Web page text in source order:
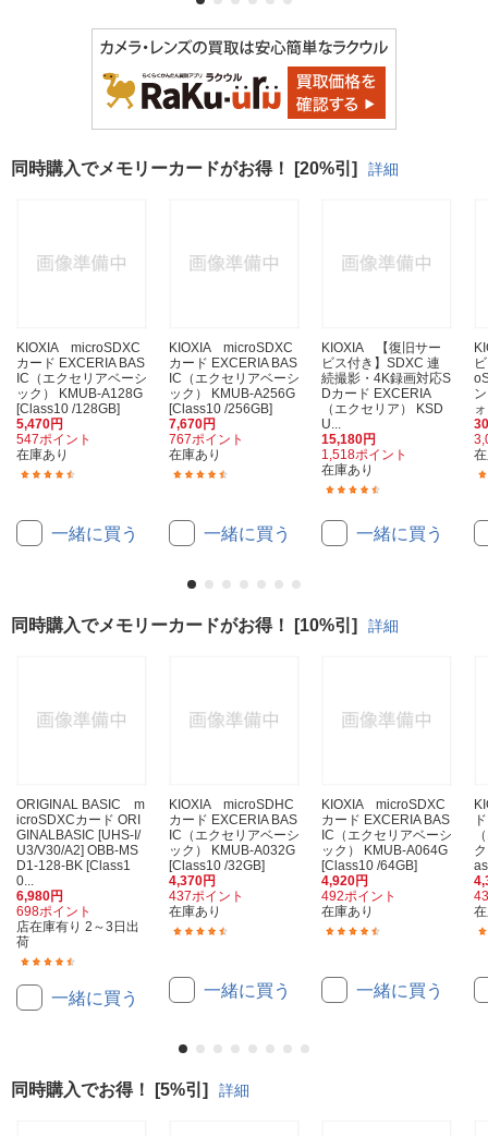
同時購入でメモリーカードがお得！ [20%引] 詳細
KIOXIA microSDXC
カード EXCERIA BAS
IC（エクセリアベーシ
ック） KMUB-A128G
[Class10 /128GB]
5,470円
547ポイント
在庫あり
一緒に買う
KIOXIA microSDXC
カード EXCERIA BAS
IC（エクセリアベーシ
ック） KMUB-A256G
[Class10 /256GB]
7,670円
767ポイント
在庫あり
一緒に買う
KIOXIA 【復旧サー
ビス付き】SDXC 連
続撮影・4K録画対応S
Dカード EXCERIA
（エクセリア） KSD
U...
15,180円
1,518ポイント
在庫あり
一緒に買う
同時購入でメモリーカードがお得！ [10%引] 詳細
ORIGINAL BASIC m
icroSDXCカード ORI
GINALBASIC [UHS-I/
U3/V30/A2] OBB-MS
D1-128-BK [Class1
0...
6,980円
698ポイント
店在庫有り 2～3日出
荷
一緒に買う
KIOXIA microSDHC
カード EXCERIA BAS
IC（エクセリアベーシ
ック） KMUB-A032G
[Class10 /32GB]
4,370円
437ポイント
在庫あり
一緒に買う
KIOXIA microSDXC
カード EXCERIA BAS
IC（エクセリアベーシ
ック） KMUB-A064G
[Class10 /64GB]
4,920円
492ポイント
在庫あり
一緒に買う
同時購入でお得！ [5%引] 詳細